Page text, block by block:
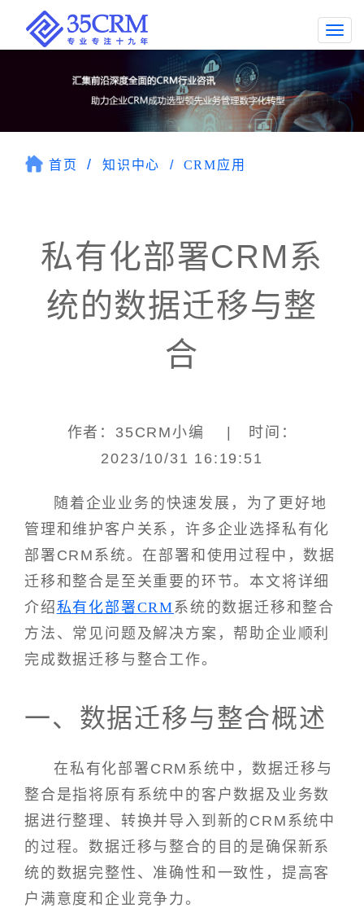
首页 知识中心 CRM应用
私有化部署CRM系
统的数据迁移与整
合
作者：35CRM小编 | 时间：
2023/10/31 16:19:51
随着企业业务的快速发展，为了更好地
管理和维护客户关系，许多企业选择私有化
部署CRM系统。在部署和使用过程中，数据
迁移和整合是至关重要的环节。本文将详细
介绍私有化部署CRM 系统的数据迁移和整合
方法、常见问题及解决方案，帮助企业顺利
完成数据迁移与整合工作。
一、数据迁移与整合概述
在私有化部署CRM系统中，数据迁移与
整合是指将原有系统中的客户数据及业务数
据进行整理、转换并导入到新的CRM系统中
的过程。数据迁移与整合的目的是确保新系
统的数据完整性、准确性和一致性，提高客
户满意度和企业竞争力。